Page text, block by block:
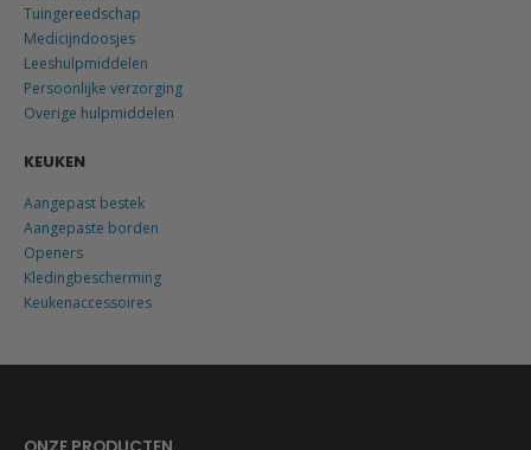
Tuingereedschap
Medicijndoosjes
Leeshulpmiddelen
Persoonlijke verzorging
Overige hulpmiddelen
KEUKEN
Aangepast bestek
Aangepaste borden
Openers
Kledingbescherming
Keukenaccessoires